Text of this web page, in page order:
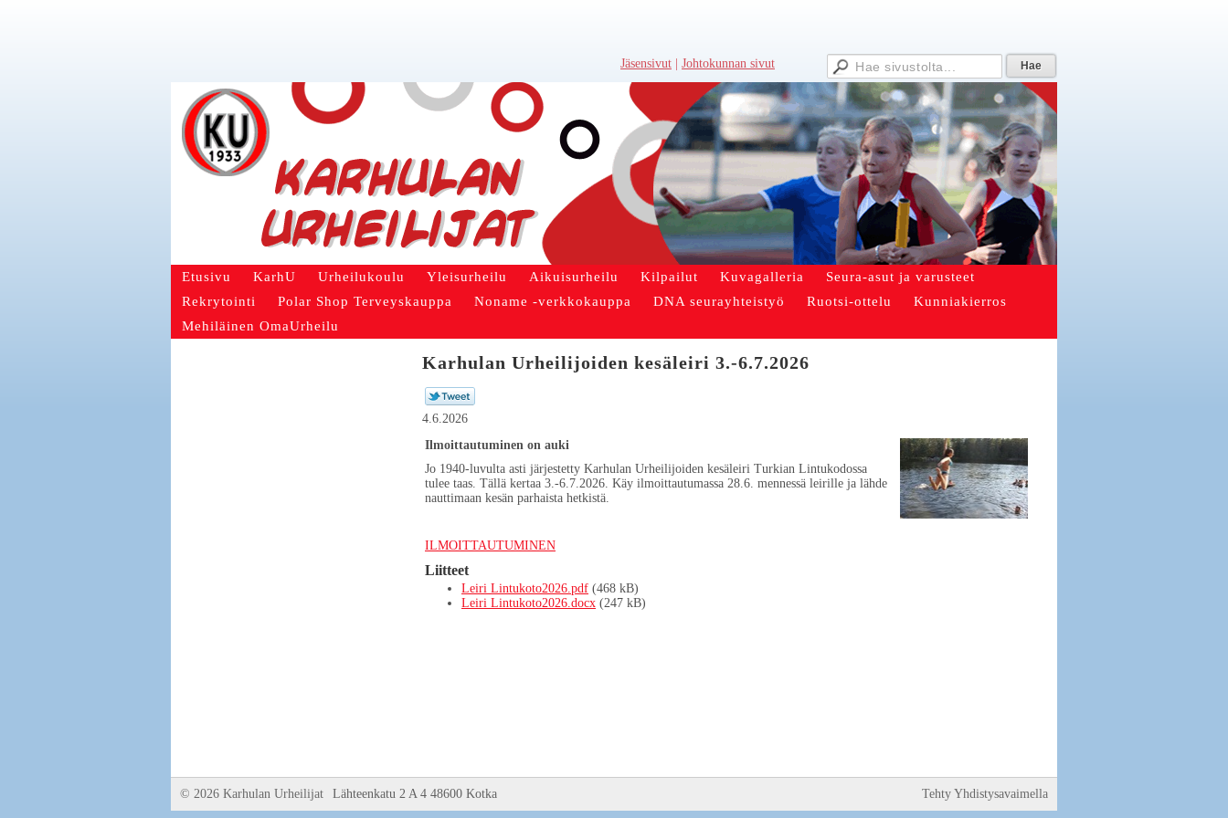
Jäsensivut Johtokunnan sivut
Etusivu KarhU Urheilukoulu Yleisurheilu Aikuisurheilu Kilpailut Kuvagalleria
Seura-asut ja varusteet
Rekrytointi
Polar Shop Terveyskauppa Noname -verkkokauppa DNA seurayhteistyö Ruotsi-ottelu
Kunniakierros
Mehiläinen OmaUrheilu
Karhulan Urheilijoiden kesäleiri 3.-6.7.2026
4.6.2026
Ilmoittautuminen on auki
Jo 1940-luvulta asti järjestetty Karhulan Urheilijoiden kesäleiri Turkian Lintukodossa
tulee taas. Tällä kertaa 3.-6.7.2026. Käy ilmoittautumassa 28.6. mennessä leirille ja lähde
nauttimaan kesän parhaista hetkistä.
ILMOITTAUTUMINEN
Liitteet
Leiri Lintukoto2026.pdf (468 kB)
Leiri Lintukoto2026.docx (247 kB)
Tehty Yhdistysavaimella
© 2026 Karhulan Urheilijat Lähteenkatu 2 A 4 48600 Kotka